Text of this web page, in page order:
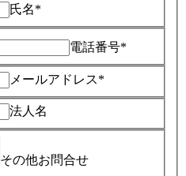
氏名*
電話番号*
メールアドレス*
法人名
その他お問合せ